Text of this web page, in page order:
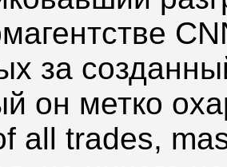
за
он метко
all trades,